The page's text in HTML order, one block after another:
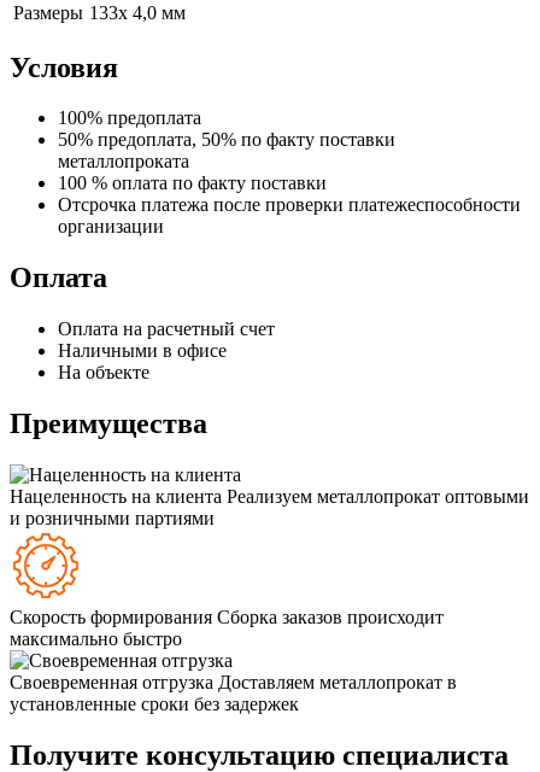
Размеры 133х 4,0 мм
Условия
100% предоплата
50% предоплата, 50% по факту поставки
металлопроката
100 % оплата по факту поставки
Отсрочка платежа после проверки платежеспособности
организации
Оплата
Оплата на расчетный счет
Наличными в офисе
На объекте
Преимущества
Нацеленность на клиента Реализуем металлопрокат оптовыми
и розничными партиями
Скорость формирования Сборка заказов происходит
максимально быстро
Своевременная отгрузка Доставляем металлопрокат в
установленные сроки без задержек
Получите консультацию специалиста